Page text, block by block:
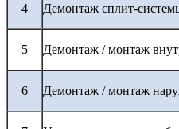
4 Демонтаж сплит-
5 Демонтаж / монтаж
6 Демонтаж / монтаж